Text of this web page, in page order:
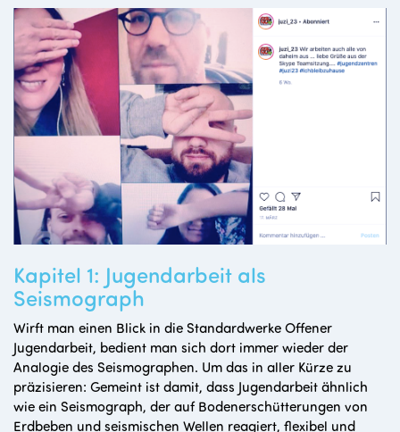
Kapitel 1: Jugendarbeit als
Seismograph
Wirft man einen Blick in die Standardwerke Offener
Jugendarbeit, bedient man sich dort immer wieder der
Analogie des Seismographen. Um das in aller Kürze zu
präzisieren: Gemeint ist damit, dass Jugendarbeit ähnlich
wie ein Seismograph, der auf Bodenerschütterungen von
Erdbeben und seismischen Wellen reagiert, flexibel und